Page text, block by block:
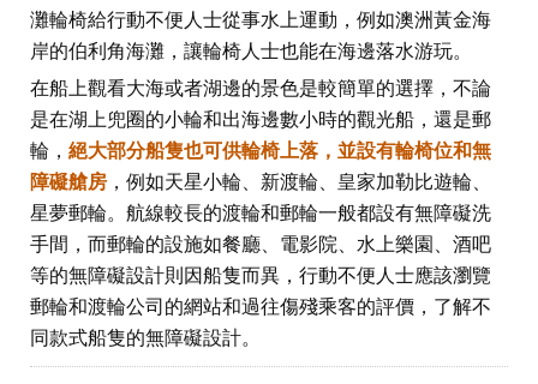
灘輪椅給行動不便人士從事水上運動，例如澳洲黃金海
岸的伯利角海灘，讓輪椅人士也能在海邊落水游玩。
在船上觀看大海或者湖邊的景色是較簡單的選擇，不論
是在湖上兜圈的小輪和出海邊數小時的觀光船，還是郵
輪， 絕大部分船隻也可供輪椅上落，並設有輪椅位和無
障礙艙房 ，例如天星小輪、新渡輪、皇家加勒比遊輪、
星夢郵輪。航線較長的渡輪和郵輪一般都設有無障礙洗
手間，而郵輪的設施如餐廳、電影院、水上樂園、酒吧
等的無障礙設計則因船隻而異，行動不便人士應該瀏覽
郵輪和渡輪公司的網站和過往傷殘乘客的評價，了解不
同款式船隻的無障礙設計。